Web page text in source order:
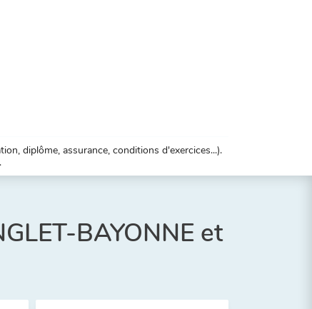
diplôme, assurance, conditions d'exercices...).
BAYONNE et